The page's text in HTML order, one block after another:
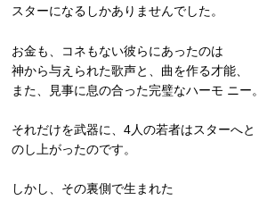
スターになるしかありませんでした。
お金も、コネもない彼らにあったのは
神から与えられた歌声と、曲を作る才能、
また、見事に息の合った完璧なハーモ ニー。
それだけを武器に、4人の若者はスターへと
のし上がったのです。
しかし、その裏側で生まれた